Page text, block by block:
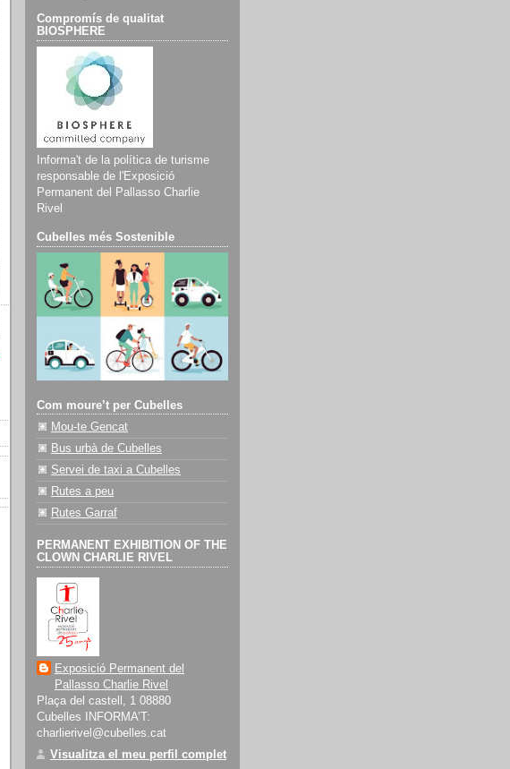
Compromís de qualitat
BIOSPHERE
Informa't de la política de turisme
responsable de l'Exposició
Permanent del Pallasso Charlie
Rivel
Cubelles més Sostenible
Com moure’t per Cubelles
Mou-te Gencat
Bus urbà de Cubelles
Servei de taxi a Cubelles
Rutes a peu
Rutes Garraf
PERMANENT EXHIBITION OF THE
CLOWN CHARLIE RIVEL
Exposició Permanent del
Pallasso Charlie Rivel
Plaça del castell, 1 08880
Cubelles INFORMA’T:
charlierivel@cubelles.cat
Visualitza el meu perfil complet